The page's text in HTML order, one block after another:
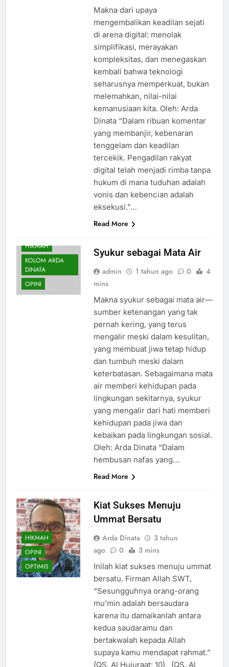
Makna dari upaya
mengembalikan keadilan sejati
di arena digital: menolak
simplifikasi, merayakan
kompleksitas, dan menegaskan
kembali bahwa teknologi
seharusnya memperkuat, bukan
melemahkan, nilai-nilai
kemanusiaan kita. Oleh: Arda
Dinata “Dalam ribuan komentar
yang membanjir, kebenaran
tenggelam dan keadilan
tercekik. Pengadilan rakyat
digital telah menjadi rimba tanpa
hukum di mana tuduhan adalah
vonis dan kebencian adalah
eksekusi.”…
Read More
HIKMAH
KOLOM ARDA
DINATA
OPINI
Syukur sebagai Mata Air
admin 1 tahun ago 0
4
mins
Makna syukur sebagai mata air—
sumber ketenangan yang tak
pernah kering, yang terus
mengalir meski dalam kesulitan,
yang membuat jiwa tetap hidup
dan tumbuh meski dalam
keterbatasan. Sebagaimana mata
air memberi kehidupan pada
lingkungan sekitarnya, syukur
yang mengalir dari hati memberi
kehidupan pada jiwa dan
kebaikan pada lingkungan sosial.
Oleh: Arda Dinata “Dalam
hembusan nafas yang…
Read More
HIKMAH
OPINI
OPTIMIS
Kiat Sukses Menuju
Ummat Bersatu
Arda Dinata
3 tahun
ago
0 3 mins
Inilah kiat sukses menuju ummat
bersatu. Firman Allah SWT,
“Sesungguhnya orang-orang
mu’min adalah bersaudara
karena itu damaikanlah antara
kedua saudaramu dan
bertakwalah kepada Allah
supaya kamu mendapat rahmat.”
(QS. Al Hujuraat: 10). (QS. Al